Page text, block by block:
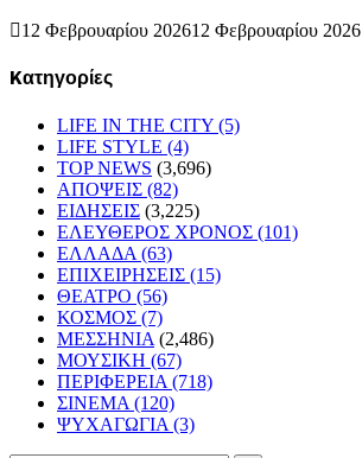
12 Φεβρουαρίου 202612 Φεβρουαρίου 2026
Kατηγορίες
LIFE IN THE CITY (5)
LIFE STYLE (4)
TOP NEWS (3,696)
ΑΠΟΨΕΙΣ (82)
ΕΙΔΗΣΕΙΣ (3,225)
ΕΛΕΥΘΕΡΟΣ ΧΡΟΝΟΣ (101)
ΕΛΛΑΔΑ (63)
ΕΠΙΧΕΙΡΗΣΕΙΣ (15)
ΘΕΑΤΡΟ (56)
ΚΟΣΜΟΣ (7)
ΜΕΣΣΗΝΙΑ (2,486)
ΜΟΥΣΙΚΗ (67)
ΠΕΡΙΦΕΡΕΙΑ (718)
ΣΙΝΕΜΑ (120)
ΨΥΧΑΓΩΓΙΑ (3)